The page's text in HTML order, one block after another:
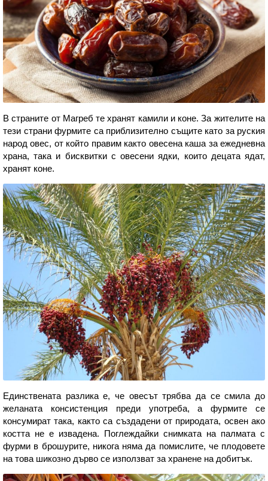
В страните от Магреб те хранят камили и коне. За жителите на
тези страни фурмите са приблизително същите като за руския
народ овес, от който правим както овесена каша за ежедневна
храна, така и бисквитки с овесени ядки, които децата ядат,
хранят коне.
Единствената разлика е, че овесът трябва да се смила до
желаната консистенция преди употреба, а фурмите се
консумират така, както са създадени от природата, освен ако
костта не е извадена. Поглеждайки снимката на палмата с
фурми в брошурите, никога няма да помислите, че плодовете
на това шикозно дърво се използват за хранене на добитък.